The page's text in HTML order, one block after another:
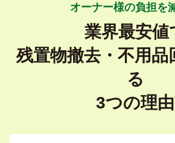
オーナー様の負担を
業界最安値
残置物撤去・不用品
る
3つの理由